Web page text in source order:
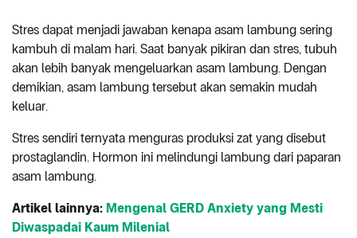
Stres dapat menjadi jawaban kenapa asam lambung sering
kambuh di malam hari. Saat banyak pikiran dan stres, tubuh
akan lebih banyak mengeluarkan asam lambung. Dengan
demikian, asam lambung tersebut akan semakin mudah
keluar.
Stres sendiri ternyata menguras produksi zat yang disebut
prostaglandin. Hormon ini melindungi lambung dari paparan
asam lambung.
Artikel lainnya: Mengenal GERD Anxiety yang Mesti
Diwaspadai Kaum Milenial